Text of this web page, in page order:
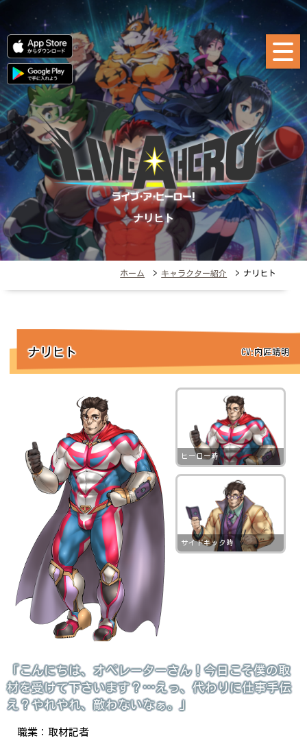
ナリヒト
ホーム > キャラクター紹介 > ナリヒト
ナリヒト CV:内匠靖明
ヒーロー時
サイドキック時
「こんにちは、オペレーターさん！今日こそ僕の取
材を受けて下さいます？…えっ、代わりに仕事手伝
え？やれやれ、敵わないなぁ。」
職業：取材記者